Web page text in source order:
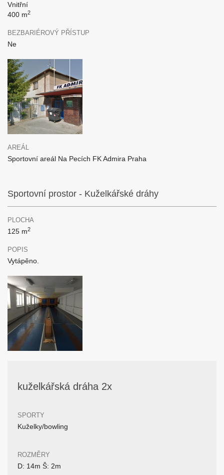
Vnitřní
400 m2
BEZBARIÉROVÝ PŘÍSTUP
Ne
AREÁL
Sportovní areál Na Pecích FK Admira Praha
Sportovní prostor - Kuželkářské dráhy
PLOCHA
125 m2
POPIS
Vytápěno.
kuželkářská dráha 2x
SPORTY
Kuželky/bowling
ROZMĚRY
D: 14m Š: 2m